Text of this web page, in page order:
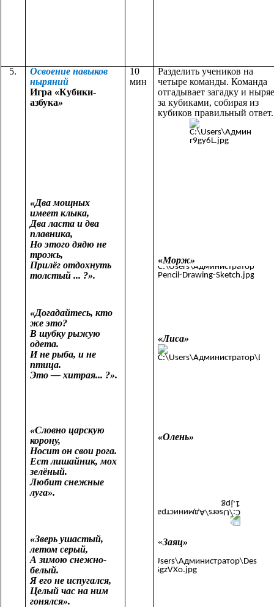
5.
Освоение навыков
ныряний
Игра «Кубики-
азбука»
«Два мощных
имеет клыка,
Два ласта и два
плавника,
Но этого дядю не
трожь,
Прилёг отдохнуть
толстый ... ?».
«Догадайтесь, кто
же это?
В шубку рыжую
одета.
И не рыба, и не
птица.
Это — хитрая... ?».
«Словно царскую
корону,
Носит он свои рога.
Ест лишайник, мох
зелёный.
Любит снежные
луга».
«Зверь ушастый,
летом серый,
А зимою снежно-
белый.
Я его не испугался,
Целый час на ним
гонялся».
10
мин
Разделить учеников на
четыре команды. Команда
отгадывает загадку и
за кубиками, собирая из
кубиков правильный
«Морж»
«Лиса»
«Олень»
«Заяц»